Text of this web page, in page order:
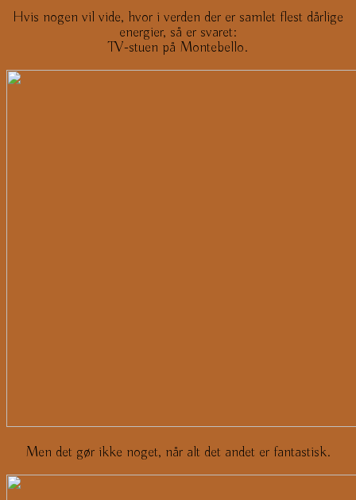
Hvis nogen vil vide, hvor i verden der er samlet flest dårlige
energier, så er svaret:
TV-stuen på Montebello.
Men det gør ikke noget, når alt det andet er fantastisk.